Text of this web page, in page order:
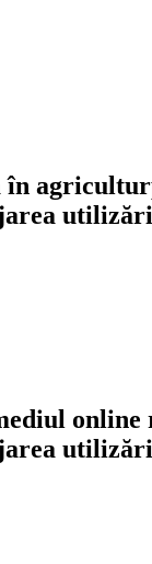
în